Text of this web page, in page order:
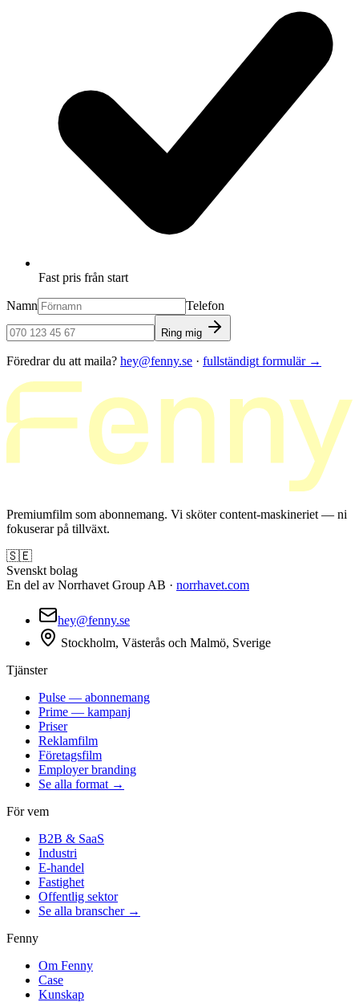
Fast pris från start
Namn Telefon
Ring mig
Föredrar du att maila? hey@fenny.se · fullständigt formulär→
Premiumfilm som abonnemang. Vi sköter content-maskineriet — ni
fokuserar på tillväxt.
🇸🇪
Svenskt bolag
En del av Norrhavet Group AB · norrhavet.com
hey@fenny.se
Stockholm, Västerås och Malmö, Sverige
Tjänster
Pulse — abonnemang
Prime — kampanj
Priser
Reklamfilm
Företagsfilm
Employer branding
Se alla format →
För vem
B2B & SaaS
Industri
E-handel
Fastighet
Offentlig sektor
Se alla branscher →
Fenny
Om Fenny
Case
Kunskap